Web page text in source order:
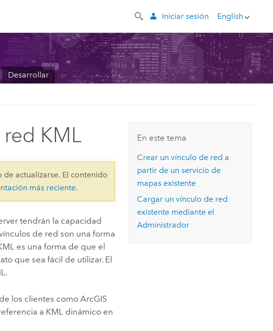
English
Iniciar sesión
Desarrollar
KML
de actualizarse. El contenido
más reciente.
tendrán la capacidad
de red son una forma
es una forma de que el
que sea fácil de utilizar. El
los clientes comoArcGIS
a KML dinámico en
En este tema
Crear un vínculo de red a
partir de un servicio de
mapas existente
Cargar un vínculo de red
existente mediante el
Administrador